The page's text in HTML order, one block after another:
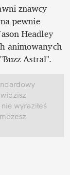
znawcy
pewnie
Headley
animowanych
Astral".
wyraziłeś